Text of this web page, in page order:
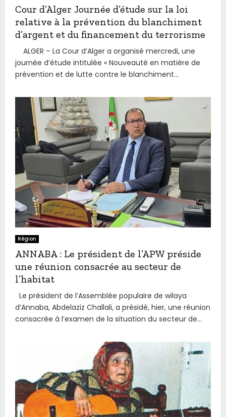
Cour d’Alger Journée d’étude sur la loi
relative à la prévention du blanchiment
d’argent et du financement du terrorisme
ALGER – La Cour d’Alger a organisé mercredi, une
journée d’étude intitulée « Nouveauté en matière de
prévention et de lutte contre le blanchiment...
Région
ANNABA : Le président de l’APW préside
une réunion consacrée au secteur de
l’habitat
Le président de l’Assemblée populaire de wilaya
d’Annaba, Abdelaziz Challali, a présidé, hier, une réunion
consacrée à l’examen de la situation du secteur de...